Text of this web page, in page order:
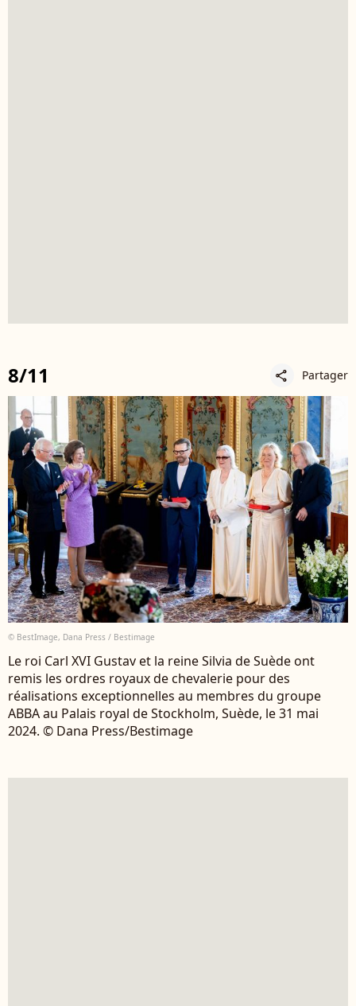
8/11 share Partager
© BestImage, Dana Press / Bestimage
Le roi Carl XVI Gustav et la reine Silvia de Suède ont
remis les ordres royaux de chevalerie pour des
réalisations exceptionnelles au membres du groupe
ABBA au Palais royal de Stockholm, Suède, le 31 mai
2024. © Dana Press/Bestimage